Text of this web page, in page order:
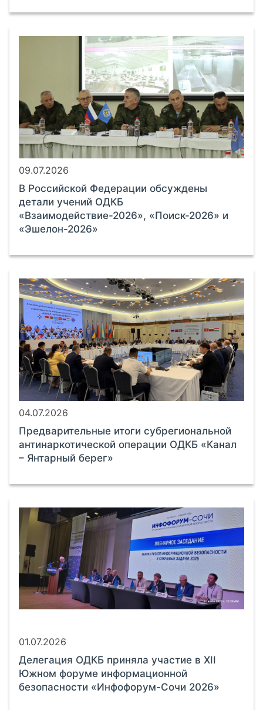
09.07.2026
В Российской Федерации обсуждены
детали учений ОДКБ
«Взаимодействие-2026», «Поиск-2026» и
«Эшелон-2026»
04.07.2026
Предварительные итоги субрегиональной
антинаркотической операции ОДКБ «Канал
– Янтарный берег»
01.07.2026
Делегация ОДКБ приняла участие в XII
Южном форуме информационной
безопасности «Инфофорум-Сочи 2026»